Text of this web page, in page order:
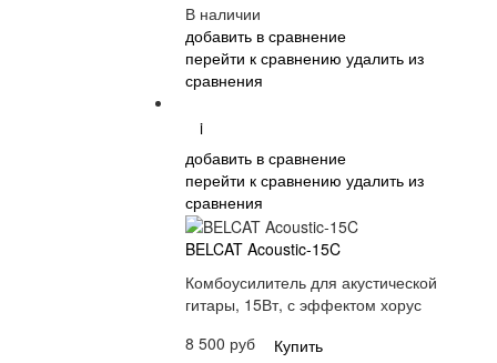
В наличии
добавить в сравнение
перейти к сравнению удалить из
сравнения
i
добавить в сравнение
перейти к сравнению удалить из
сравнения
BELCAT Acoustic-15C
Комбоусилитель для акустической
гитары, 15Вт, с эффектом хорус
8 500 руб
Купить